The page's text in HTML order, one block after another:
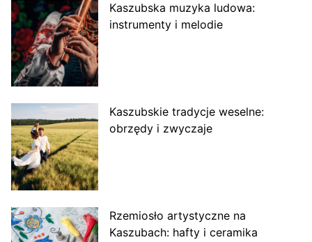
Kaszubska muzyka ludowa:
instrumenty i melodie
Kaszubskie tradycje weselne:
obrzędy i zwyczaje
Rzemiosło artystyczne na
Kaszubach: hafty i ceramika